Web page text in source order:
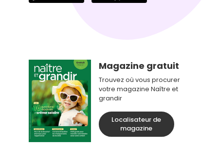
Magazine gratuit
Trouvez où vous procurer
votre magazine Naître et
grandir
Localisateur de
magazine